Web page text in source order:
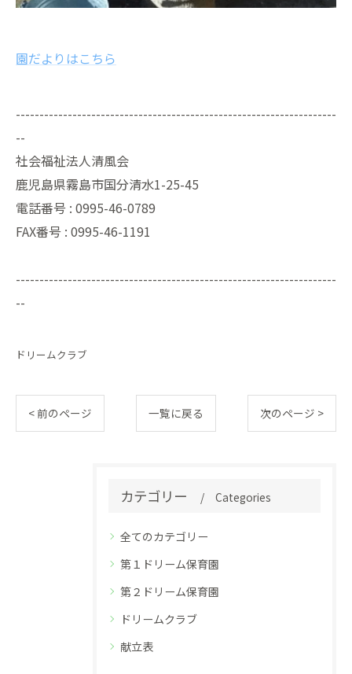
園だよりはこちら
--------------------------------------------------------------------
--
社会福祉法人清風会
鹿児島県霧島市国分清水1-25-45
電話番号 : 0995-46-0789
FAX番号 : 0995-46-1191
--------------------------------------------------------------------
--
ドリームクラブ
< 前のページ 一覧に戻る 次のページ >
カテゴリー Categories
全てのカテゴリー
第１ドリーム保育園
第２ドリーム保育園
ドリームクラブ
献立表